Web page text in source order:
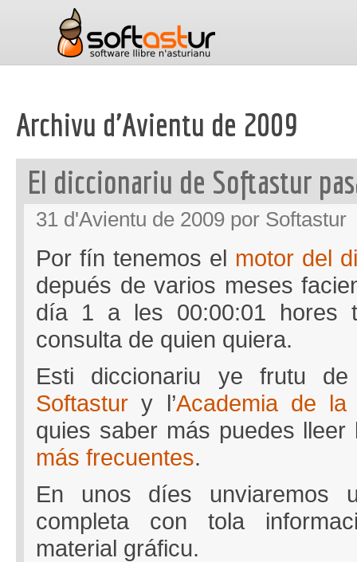
Archivu d'Avientu de 2009
El diccionariu de Softastur
31 d'Avientu de 2009 por Softastur
Por fín tenemos el motor del
depués de varios meses
día 1 a les 00:00:01 hores
consulta de quien quiera.
Esti diccionariu ye frutu
Softastur y l’Academia de la
quies saber más puedes lleer
más frecuentes.
En unos díes unviaremos
completa con tola
material gráficu.